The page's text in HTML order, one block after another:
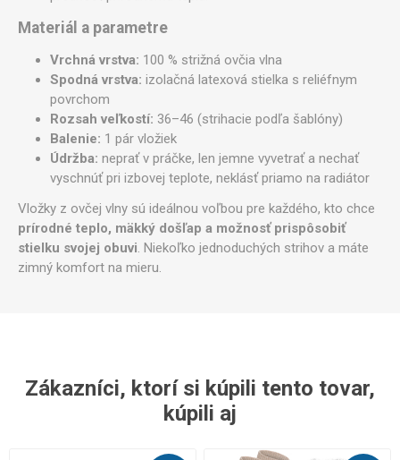
Materiál a parametre
Vrchná vrstva: 100 % strižná ovčia vlna
Spodná vrstva: izolačná latexová stielka s reliéfnym
povrchom
Rozsah veľkostí: 36–46 (strihacie podľa šablóny)
Balenie: 1 pár vložiek
Údržba: neprať v práčke, len jemne vyvetrať a nechať
vyschnúť pri izbovej teplote, neklásť priamo na radiátor
Vložky z ovčej vlny sú ideálnou voľbou pre každého, kto chce
prírodné teplo, mäkký došľap a možnosť prispôsobiť
stielku svojej obuvi. Niekoľko jednoduchých strihov a máte
zimný komfort na mieru.
Zákazníci, ktorí si kúpili tento tovar,
kúpili aj